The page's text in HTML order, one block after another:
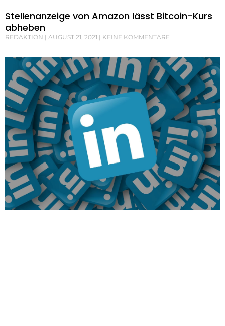
Stellenanzeige von Amazon lässt Bitcoin-Kurs
abheben
REDAKTION AUGUST 21, 2021 KEINE KOMMENTARE